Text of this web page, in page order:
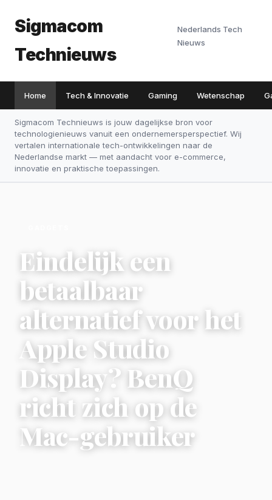
Sigmacom
Technieuws
Nederlands Tech
Nieuws
Home Tech & Innovatie Gaming Wetenschap
Sigmacom Technieuws is jouw dagelijkse bron voor
technologienieuws vanuit een ondernemersperspectief. Wij
vertalen internationale tech-ontwikkelingen naar de
Nederlandse markt — met aandacht voor e-commerce,
innovatie en praktische toepassingen.
Eindelijk een
betaalbaar
alternatief voor het
Apple Studio
Display? BenQ
richt zich op de
Mac-gebruiker